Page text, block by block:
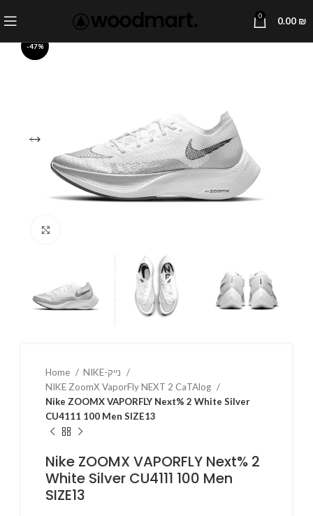
0 0.00 ₪
-47%
Home
NIKE ZoomX VaporFly NEXT 2 CaTAlog
Nike ZOOMX VAPORFLY Next% 2 White Silver
CU4111 100 Men SIZE13
Nike ZOOMX VAPORFLY Next% 2
White Silver CU4111 100 Men
SIZE13